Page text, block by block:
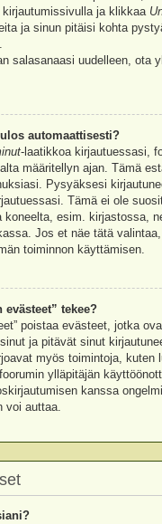
ja klikkaa
ja sinun pitäisi kohta
salasanaasi uudelleen, ota
automaattisesti?
-laatikkoa kirjautuessasi,
määritellyn ajan. Tämä
Pysyäksesi
Tämä ei ole
koneelta, esim. kirjastossa,
Jos et näe tätä
toiminnon käyttämisen.
tekee?
poistaa evästeet, jotka
ja pitävät sinut
myös toimintoja, kuten
ylläpitäjän
kanssa
voi auttaa.